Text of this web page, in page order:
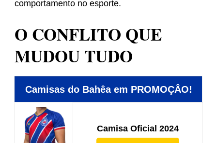
comportamento no esporte.
O CONFLITO QUE
MUDOU TUDO
Camisas do Bahêa em PROMOÇÂO!
Camisa Oficial 2024